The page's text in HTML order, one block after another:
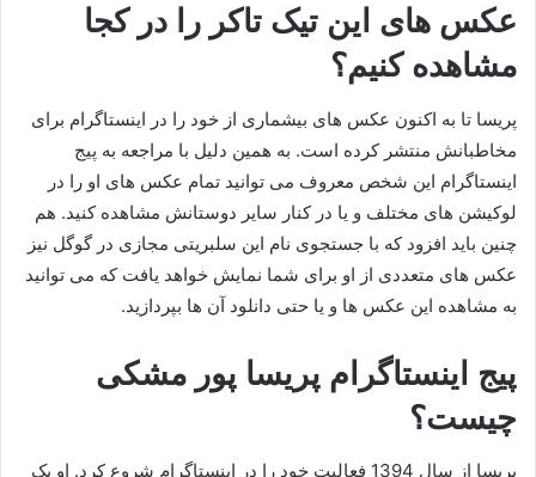
عکس های این تیک تاکر را در کجا
مشاهده کنیم؟
پریسا تا به اکنون عکس های بیشماری از خود را در اینستاگرام برای
مخاطبانش منتشر کرده است. به همین دلیل با مراجعه به پیج
اینستاگرام این شخص معروف می توانید تمام عکس های او را در
لوکیشن های مختلف و یا در کنار سایر دوستانش مشاهده کنید. هم
چنین باید افزود که با جستجوی نام این سلبریتی مجازی در گوگل نیز
عکس های متعددی از او برای شما نمایش خواهد یافت که می توانید
به مشاهده این عکس ها و یا حتی دانلود آن ها بپردازید.
پیج اینستاگرام پریسا پور مشکی
چیست؟
پریسا از سال 1394 فعالیت خود را در اینستاگرام شروع کرد. او یک